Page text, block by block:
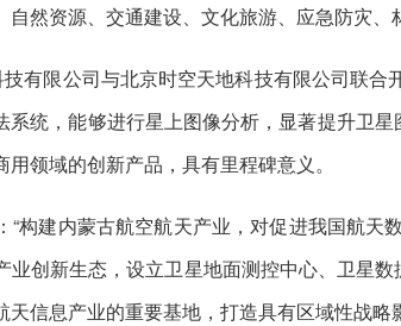
然资源、交通建设、文化旅游、应急防灾、
有限公司与北京时空天地科技有限公司联合
系统，能够进行星上图像分析，显著提升卫
领域的创新产品，具有里程碑意义。
“构建内蒙古航空航天产业，对促进我国航
业创新生态，设立卫星地面测控中心、卫星
信息产业的重要基地，打造具有区域性战略